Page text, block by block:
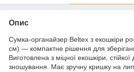
Опис
Сумка-органайзер Beltex з екошкіри
см) — компактне рішення для
Виготовлена з міцної екошкіри, стійкої
зношування. Має зручну кришку на